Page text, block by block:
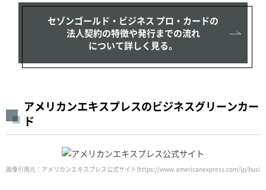
セゾンゴールド・ビジネス プロ・カードの
法人契約の特徴や発行までの流れ
について詳しく見る。
アメリカンエキスプレスのビジネスグリーンカー
ド
画像引用元：アメリカンエキスプレス公式サイト(https://www.americanexpress.com/jp/